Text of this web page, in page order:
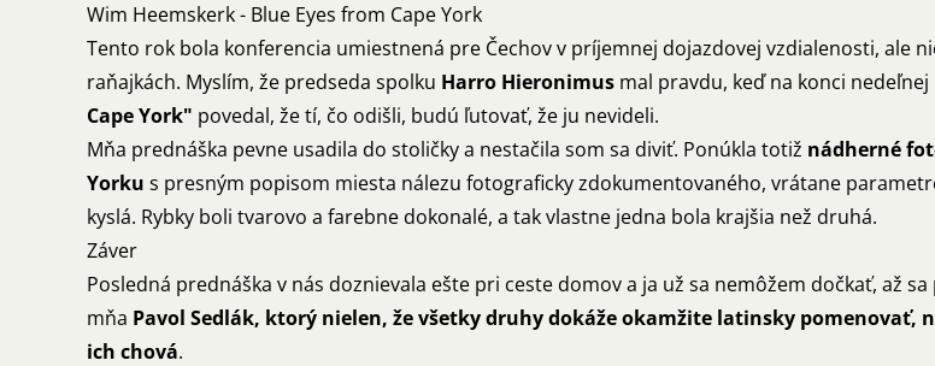
Wim Heemskerk - Blue Eyes from Cape York
Tento rok bola konferencia umiestnená pre Čechov v príjemnej dojazdovej vzdialenosti, ale
raňajkách. Myslím, že predseda spolku Harro Hieronimus mal pravdu, keď na konci
Cape York" povedal, že tí, čo odišli, budú ľutovať, že ju nevideli.
Mňa prednáška pevne usadila do stoličky a nestačila som sa diviť. Ponúkla totiž nádherné
Yorku s presným popisom miesta nálezu fotograficky zdokumentovaného, vrátane
kyslá. Rybky boli tvarovo a farebne dokonalé, a tak vlastne jedna bola krajšia než druhá.
Záver
Posledná prednáška v nás doznievala ešte pri ceste domov a ja už sa nemôžem dočkať, až
mňa Pavol Sedlák, ktorý nielen, že všetky druhy dokáže okamžite latinsky pomenovať,
ich chová.